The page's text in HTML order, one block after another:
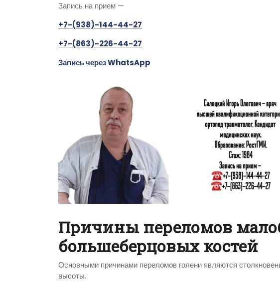
Запись на прием —
+7-(938)-144-44-27
+7-(863)-226-44-27
Запись через WhatsApp
Причины переломов
большеберцовых костей
Основными причинами переломов голени являются
высоты.